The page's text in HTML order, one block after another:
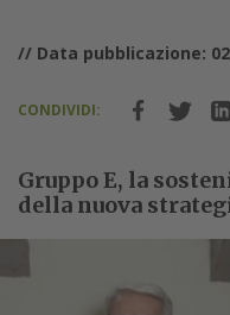
// Data pubblicazione:
CONDIVIDI:
Gruppo E, la
della nuova